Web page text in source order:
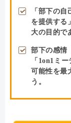
「部下の
を提供する
大の目的で
部下の感情
「1on1ミ
可能性を最
う。